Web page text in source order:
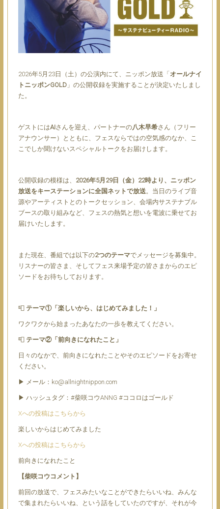
2026年5月23日（土）の公演内にて、ニッポン放送「オールナイ
トニッポンGOLD」の公開収録を実施することが決定いたしまし
た。
ゲストにはAIさんを迎え、パートナーの八木早希さん（フリー
アナウンサー）とともに、フェスならではの空気感のなか、こ
こでしか聞けないスペシャルトークをお届けします。
公開収録の模様は、 2026年5月29日（金）22時より、ニッポン
放送をキーステーションに全国ネットで放送 。当日のライブ音
源やアーティストとのトークセッション、会場内サステナブル
ブースの取り組みなど、フェスの熱気と想いを電波に乗せてお
届けいたします。
また現在、番組では以下の2つのテーマでメッセージを募集中。
リスナーの皆さま、そしてフェス来場予定の皆さまからのエピ
ソードをお待ちしております。
📮 テーマ①「楽しいから、はじめてみました！」
ワクワクから始まったあなたの一歩を教えてください。
📮 テーマ②「前向きになれたこと」
日々のなかで、前向きになれたことやそのエピソードをお寄せ
ください。
▶ メール：ko@allnightnippon.com
▶ ハッシュタグ：#柴咲コウANNG #ココロはゴールド
Xへの投稿はこちらから
楽しいからはじめてみました
Xへの投稿はこちらから
前向きになれたこと
【柴咲コウコメント】
前回の放送で、フェスみたいなことができたらいいね、みんな
で集まれたらいいね、という話をしていたのですが、それが今